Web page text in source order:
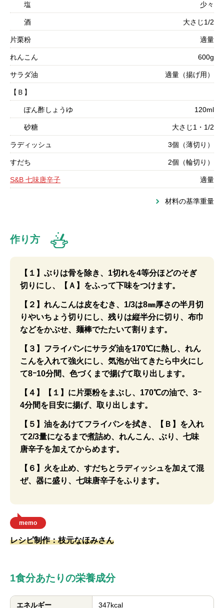
塩 少々
酒 大さじ1/2
片栗粉 適量
れんこん 600g
サラダ油 適量（揚げ用）
【Ｂ】
ぽん酢しょうゆ 120ml
砂糖 大さじ1・1/2
ラディッシュ 3個（薄切り）
すだち 2個（輪切り）
S&B 七味唐辛子 適量
材料の基準重量
作り方
【１】ぶりは骨を除き、1切れを4等分ほどのそぎ
切りにし、【Ａ】をふって下味をつけます。
【２】れんこんは皮をむき、1/3は8㎜厚さの半月切
りやいちょう切りにし、残りは縦半分に切り、布巾
などをかぶせ、麺棒でたたいて割ります。
【３】フライパンにサラダ油を170℃に熱し、れん
こんを入れて強火にし、気泡が出てきたら中火にし
て8ｰ10分間、色づくまで揚げて取り出します。
【４】【１】に片栗粉をまぶし、170℃の油で、3ｰ
4分間を目安に揚げ、取り出します。
【５】油をあけてフライパンを拭き、【Ｂ】を入れ
て2/3量になるまで煮詰め、れんこん、ぶり、七味
唐辛子を加えてからめます。
【６】火を止め、すだちとラディッシュを加えて混
ぜ、器に盛り、七味唐辛子をふります。
memo
レシピ制作：枝元なほみさん
1食分あたりの栄養成分
エネルギー 347kcal